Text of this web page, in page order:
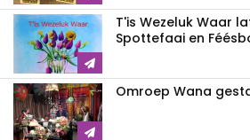
T'is Wezeluk Waar
Spottefaai en
Omroep Wana